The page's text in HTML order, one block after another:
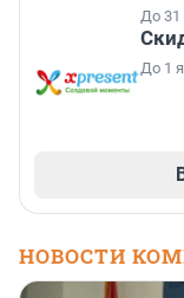
До 31
До 1
НОВОСТИ